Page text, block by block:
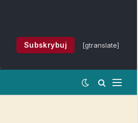
Subskrybuj [gtranslate]